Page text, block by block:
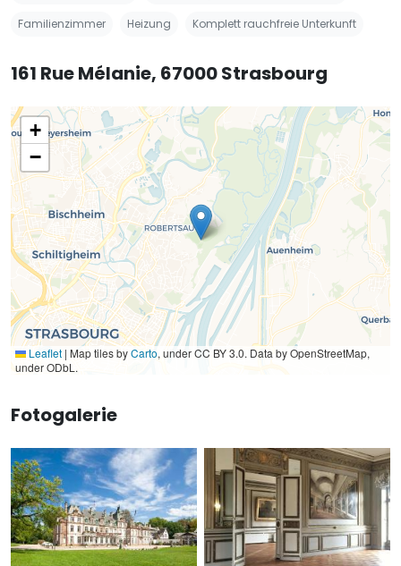
Familienzimmer Heizung Komplett rauchfreie Unterkunft
161 Rue Mélanie, 67000 Strasbourg
+
−
Leaflet | Map tiles byCarto, under CC BY 3.0. Data by OpenStreetMap,
under ODbL.
Fotogalerie